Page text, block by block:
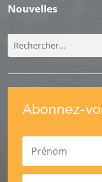
Nouvelles
Abonnez-